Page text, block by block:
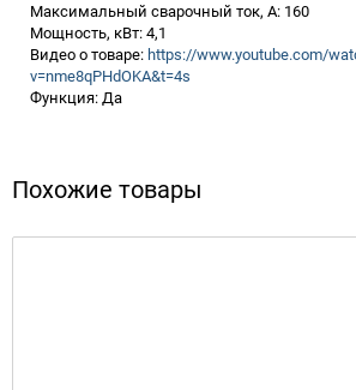
Максимальный сварочный ток, А: 160
Мощность, кВт: 4,1
Видео о товаре: https://www.youtube.com/
v=nme8qPHdOKA&t=4s
Функция: Да
Похожие товары